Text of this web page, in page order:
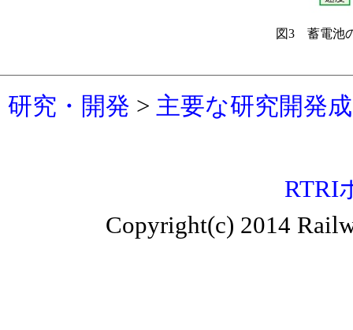
図3 蓄電池
研究・開発 > 主要な研究開発
RTRI
Copyright(c) 2014